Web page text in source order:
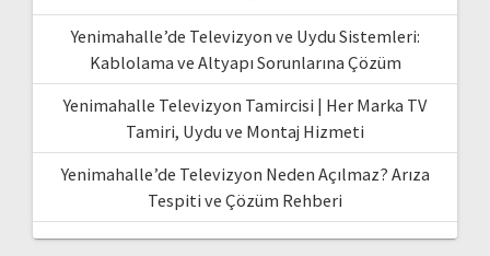
Yenimahalle’de Televizyon ve Uydu Sistemleri:
Kablolama ve Altyapı Sorunlarına Çözüm
Yenimahalle Televizyon Tamircisi | Her Marka TV
Tamiri, Uydu ve Montaj Hizmeti
Yenimahalle’de Televizyon Neden Açılmaz? Arıza
Tespiti ve Çözüm Rehberi